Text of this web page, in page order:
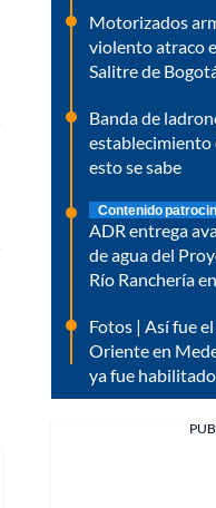
Motorizados
violento atraco
Salitre de
Banda de
establecimiento
esto se sabe
Contenido
ADR entrega
de agua del
Río Ranchería
Fotos | Así fue
Oriente en
ya fue habilitado